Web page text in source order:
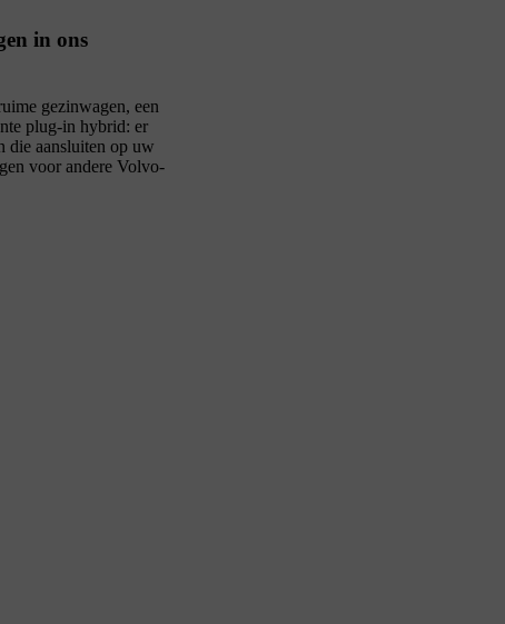
in ons
gezinwagen, een
plug-in hybrid: er
die aansluiten op uw
voor andere Volvo-